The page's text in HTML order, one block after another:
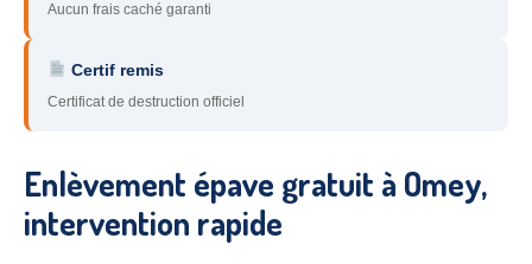
51 – Marne
– Eure-et-Loir
27– Eure
Aucun frais caché garanti
Certif remis
Certificat de destruction officiel
Enlèvement épave gratuit à Omey,
intervention rapide